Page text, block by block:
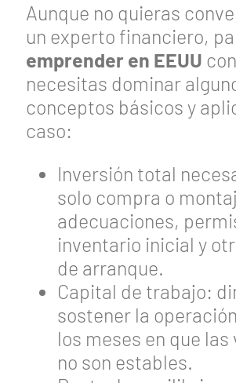
Aunque no quieras
un experto financiero,
emprender en EEUU
necesitas dominar
conceptos básicos y
caso:
Inversión total
solo compra o
adecuaciones,
inventario inicial y
de arranque.
Capital de trabajo:
sostener la
los meses en que las
no son estables.